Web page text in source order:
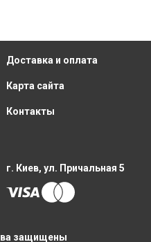
Доставка и оплата
Карта сайта
Контакты
г. Киев, ул. Причальная 5
защищены